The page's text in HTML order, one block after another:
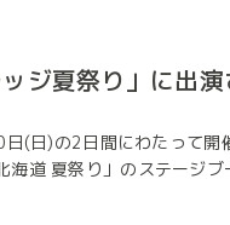
ッジ夏祭り」に出
(日)の2日間にわたって開
道 夏祭り」のステージブ